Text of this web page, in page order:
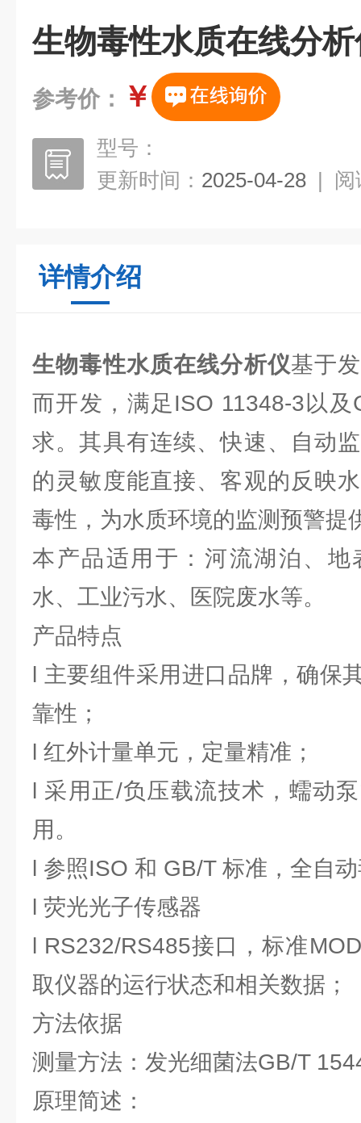
生物毒性水质在线分
参考价： ￥
型号：
更新时间： 2025-04-28 | 阅
详情介绍
生物毒性水质在线分析仪基于
而开发，满足ISO 11348-3以
求。其具有连续、快速、自动
的灵敏度能直接、客观的反映
毒性，为水质环境的监测预警提
本产品适用于：河流湖泊、地
水、工业污水、医院废水等。
产品特点
l 主要组件采用进口品牌，确保
靠性；
l 红外计量单元，定量精准；
l 采用正/负压载流技术，蠕动
用。
l 参照ISO 和 GB/T 标准，全自
l 荧光光子传感器
l RS232/RS485接口，标准
取仪器的运行状态和相关数据；
方法依据
测量方法：发光细菌法GB/T
原理简述：